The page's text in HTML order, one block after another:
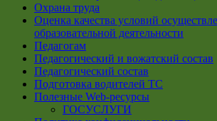
Охрана труда
Оценка качества условий
образовательной деятельности
Педагогам
Педагогический и вожатский состав
Педагогический состав
Подготовка водителей ТС
Полезные Web-ресурсы
ГОСУСЛУГИ